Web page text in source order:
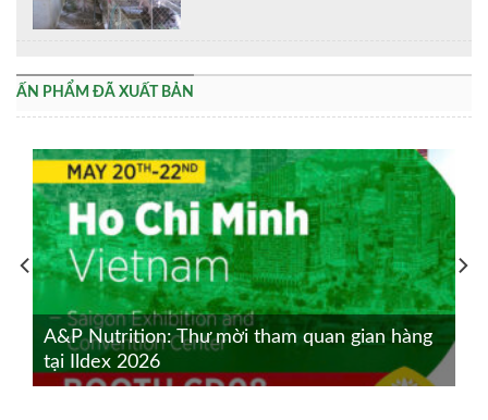
ẤN PHẨM ĐÃ XUẤT BẢN
A&P Nutrition: Thư mời tham quan gian hàng
tại Ildex 2026